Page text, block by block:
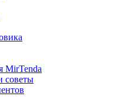
MirTenda
советы